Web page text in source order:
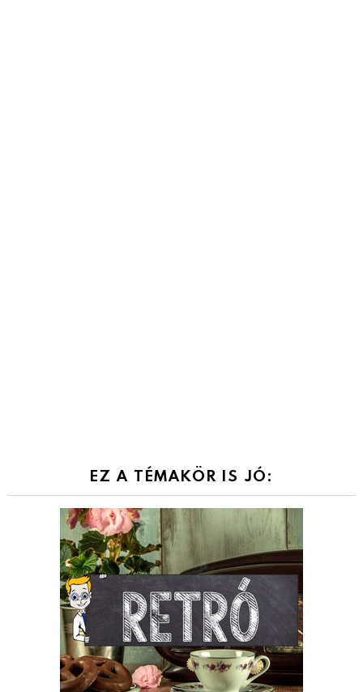
EZ A TÉMAKÖR IS JÓ: